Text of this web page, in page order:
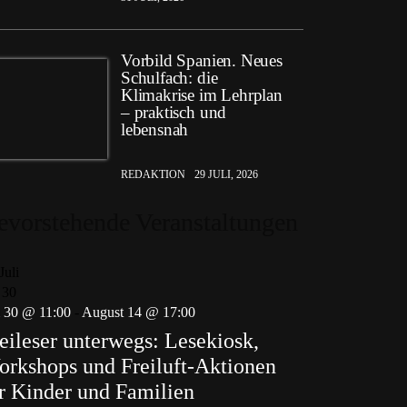
Vorbild Spanien. Neues
Schulfach: die
Klimakrise im Lehrplan
– praktisch und
lebensnah
REDAKTION 29 JULI, 2026
30 @ 11:00
August 14 @ 17:00
unterwegs: Lesekiosk,
und Freiluft-Aktionen
Kinder und Familien